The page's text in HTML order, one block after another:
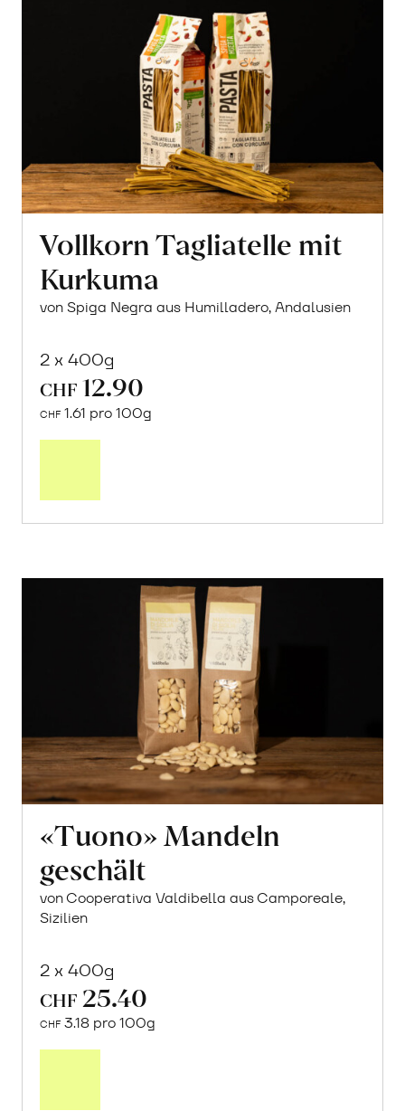
Vollkorn Tagliatelle mit
Kurkuma
von Spiga Negra aus Humilladero, Andalusien
2 x 400g
CHF 12.90
CHF 1.61 pro 100g
«Tuono» Mandeln
geschält
von Cooperativa Valdibella aus Camporeale,
Sizilien
2 x 400g
CHF 25.40
CHF 3.18 pro 100g